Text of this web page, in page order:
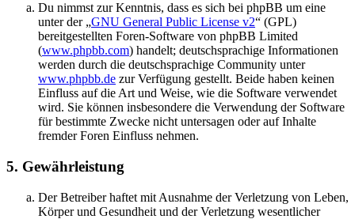
Du nimmst zur Kenntnis, dass es sich bei phpBB um eine
unter der „GNU General Public License v2“ (GPL)
bereitgestellten Foren-Software von phpBB Limited
(www.phpbb.com) handelt; deutschsprachige Informationen
werden durch die deutschsprachige Community unter
www.phpbb.de zur Verfügung gestellt. Beide haben keinen
Einfluss auf die Art und Weise, wie die Software verwendet
wird. Sie können insbesondere die Verwendung der Software
für bestimmte Zwecke nicht untersagen oder auf Inhalte
fremder Foren Einfluss nehmen.
5. Gewährleistung
Der Betreiber haftet mit Ausnahme der Verletzung von Leben,
Körper und Gesundheit und der Verletzung wesentlicher